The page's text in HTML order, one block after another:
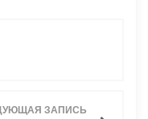
ЗАПИСЬ